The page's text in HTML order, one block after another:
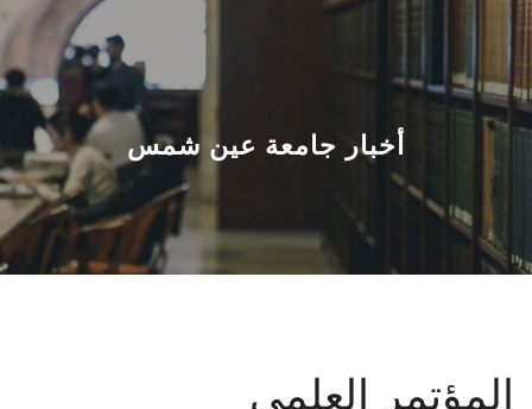
الرئيسيـة
عن الجامعة
القطاعـات
الشئون الأكاديمية
البحث العلمي
أخبار جامعة عين شمس
المؤتمر العلمي